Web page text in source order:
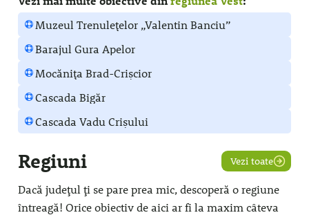
Muzeul Trenulețelor „Valentin Banciu”
Barajul Gura Apelor
Mocănița Brad-Crișcior
Cascada Bigăr
Cascada Vadu Crișului
Regiuni Vezi toate
Dacă județul ți se pare prea mic, descoperă o regiune
întreagă! Orice obiectiv de aici ar fi la maxim câteva